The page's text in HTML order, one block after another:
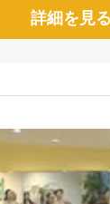
詳細を見る